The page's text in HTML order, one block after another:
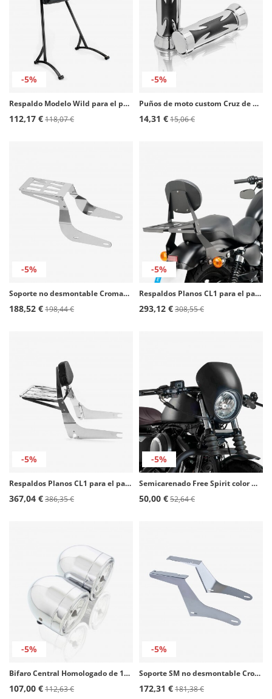
-5%
Respaldo Modelo Wild para el pasajero para Harley Davidson Sportster 1200, Sportster 883 color Negro de Customacces
112,17 €118,07 €
-5%
Puños de moto custom Cruz de Malta de Customacces
14,31 €15,06 €
-5%
Soporte no desmontable Cromado SB0027J para maletas Customacces
188,52 €198,44 €
-5%
Respaldos Planos CL1 para el pasajero para Harley Davidson Sportster 1200, Sportster 883 color Negro de Customacces
293,12 €308,55 €
-5%
Respaldos Planos CL1 para el pasajero para Yamaha XVS950A Midnight Star color Acero de Customacces
367,04 €386,35 €
-5%
Semicarenado Free Spirit color Negro mate de Customacces CUP002Z
50,00 €52,64 €
-5%
Bifaro Central Homologado de 12V 60/55W Halógeno FD0001J de Customacces
107,00 €112,63 €
-5%
Soporte SM no desmontable Cromado SM0002J para maletas Customacces
172,31 €181,38 €